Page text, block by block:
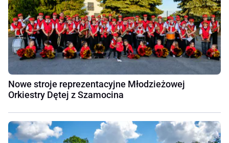
Nowe stroje reprezentacyjne Młodzieżowej
Orkiestry Dętej z Szamocina